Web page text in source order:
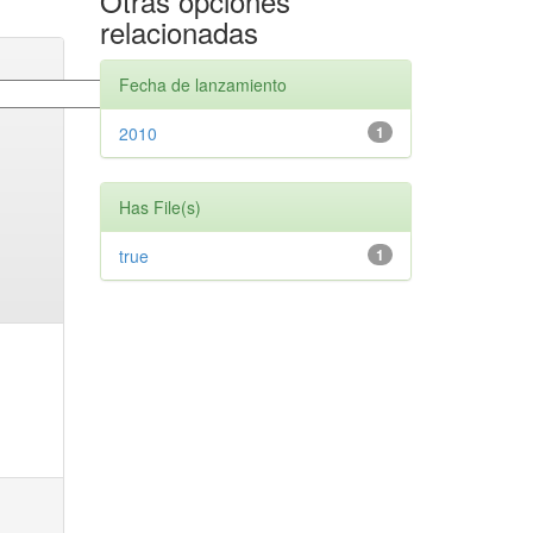
relacionadas
Fecha de lanzamiento
1
2010
Has File(s)
1
true